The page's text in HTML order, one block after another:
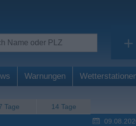
+
Warnungen
Tage 14 Tage